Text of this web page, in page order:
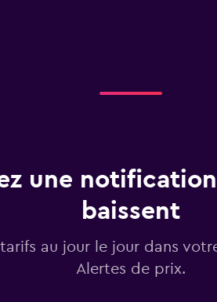
une
baissent
tarifs au jour le jour dans
Alertes de prix.